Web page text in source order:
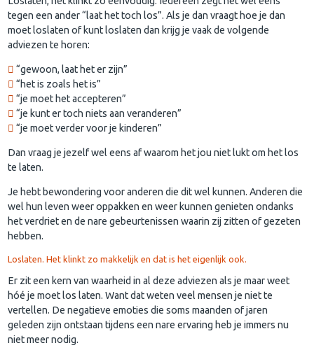
tegen een ander “laat het toch los”. Als je dan vraagt hoe je dan
moet loslaten of kunt loslaten dan krijg je vaak de volgende
adviezen te horen:
“gewoon, laat het er zijn”
“het is zoals het is”
“je moet het accepteren”
“je kunt er toch niets aan veranderen”
“je moet verder voor je kinderen”
Dan vraag je jezelf wel eens af waarom het jou niet lukt om het los
te laten.
Je hebt bewondering voor anderen die dit wel kunnen. Anderen die
wel hun leven weer oppakken en weer kunnen genieten ondanks
het verdriet en de nare gebeurtenissen waarin zij zitten of gezeten
hebben.
Loslaten. Het klinkt zo makkelijk en dat is het eigenlijk ook.
Er zit een kern van waarheid in al deze adviezen als je maar weet
hóé je moet los laten. Want dat weten veel mensen je niet te
vertellen. De negatieve emoties die soms maanden of jaren
geleden zijn ontstaan tijdens een nare ervaring heb je immers nu
niet meer nodig.